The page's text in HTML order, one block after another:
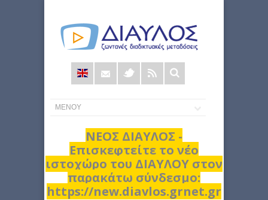
Φόρμα
αναζήτησης
ΝΕΟΣ ΔΙΑΥΛΟΣ -
Επισκεφτείτε το νέο
ιστοχώρο του ΔΙΑΥΛΟΥ στον
παρακάτω σύνδεσμο:
https://new.diavlos.grnet.gr